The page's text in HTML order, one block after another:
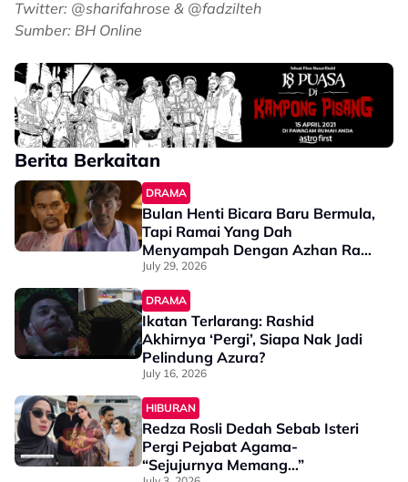
Twitter: @sharifahrose & @fadzilteh
Sumber: BH Online
Berita Berkaitan
DRAMA
Bulan Henti Bicara Baru Bermula,
Tapi Ramai Yang Dah
Menyampah Dengan Azhan Rani
- “Kalau Dia Bawa Watak Suami
Menyakitkan Hati, Memang
Menjadi!”
July 29, 2026
DRAMA
Ikatan Terlarang: Rashid
Akhirnya ‘Pergi’, Siapa Nak Jadi
Pelindung Azura?
July 16, 2026
HIBURAN
Redza Rosli Dedah Sebab Isteri
Pergi Pejabat Agama-
“Sejujurnya Memang…”